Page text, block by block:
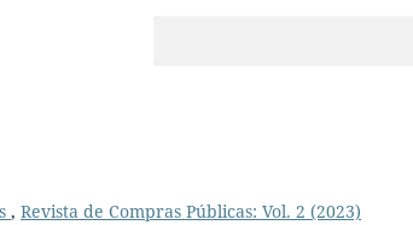
, Revista de Compras Públicas: Vol. 2 (2023)